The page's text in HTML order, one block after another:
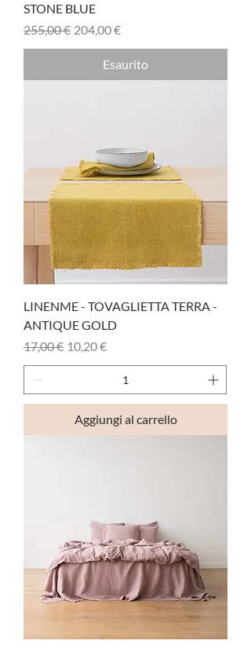
STONE BLUE
Prezzo regolare
255,00 € Prezzo scontato
204,00 €
Esaurito
LINENME - TOVAGLIETTA TERRA -
ANTIQUE GOLD
Prezzo regolare
17,00 € Prezzo scontato
10,20 €
Aggiungi al carrello